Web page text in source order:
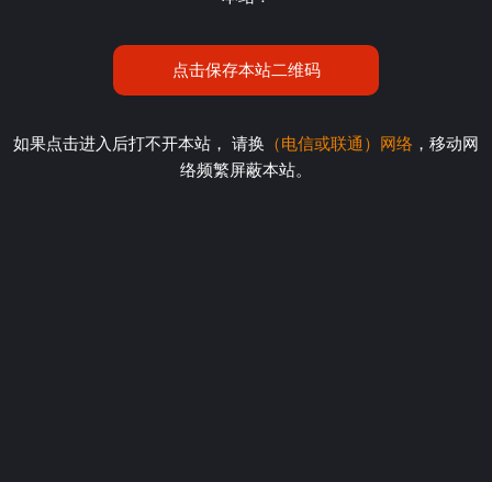
点击保存本站二维码
如果点击进入后打不开本站， 请换 （电信或联通）网络 ，移动网
络频繁屏蔽本站。